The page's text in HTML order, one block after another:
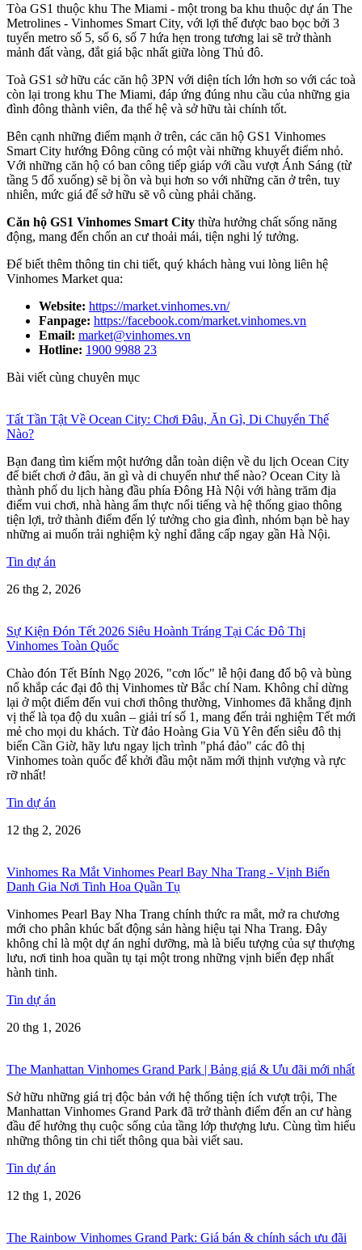
Tòa GS1 thuộc khu The Miami - một trong ba khu thuộc dự án The
Metrolines - Vinhomes Smart City, với lợi thế được bao bọc bởi 3
tuyến metro số 5, số 6, số 7 hứa hẹn trong tương lai sẽ trở thành
mảnh đất vàng, đắt giá bậc nhất giữa lòng Thủ đô.
Toà GS1 sở hữu các căn hộ 3PN với diện tích lớn hơn so với các toà
còn lại trong khu The Miami, đáp ứng đúng nhu cầu của những gia
đình đông thành viên, đa thế hệ và sở hữu tài chính tốt.
Bên cạnh những điểm mạnh ở trên, các căn hộ GS1 Vinhomes
Smart City hướng Đông cũng có một vài những khuyết điểm nhỏ.
Với những căn hộ có ban công tiếp giáp với cầu vượt Ánh Sáng (từ
tầng 5 đổ xuống) sẽ bị ồn và bụi hơn so với những căn ở trên, tuy
nhiên, mức giá để sở hữu sẽ vô cùng phải chăng.
Căn hộ GS1 Vinhomes Smart City thừa hưởng chất sống năng
động, mang đến chốn an cư thoải mái, tiện nghi lý tưởng.
Để biết thêm thông tin chi tiết, quý khách hàng vui lòng liên hệ
Vinhomes Market qua:
Website: https://market.vinhomes.vn/
Fanpage: https://facebook.com/market.vinhomes.vn
Email: market@vinhomes.vn
Hotline: 1900 9988 23
Bài viết cùng chuyên mục
Tất Tần Tật Về Ocean City: Chơi Đâu, Ăn Gì, Di Chuyển Thế
Nào?
Bạn đang tìm kiếm một hướng dẫn toàn diện về du lịch Ocean City
để biết chơi ở đâu, ăn gì và di chuyển như thế nào? Ocean City là
thành phố du lịch hàng đầu phía Đông Hà Nội với hàng trăm địa
điểm vui chơi, nhà hàng ẩm thực nổi tiếng và hệ thống giao thông
tiện lợi, trở thành điểm đến lý tưởng cho gia đình, nhóm bạn bè hay
những ai muốn trải nghiệm kỳ nghỉ đẳng cấp ngay gần Hà Nội.
Tin dự án
26 thg 2, 2026
Sự Kiện Đón Tết 2026 Siêu Hoành Tráng Tại Các Đô Thị
Vinhomes Toàn Quốc
Chào đón Tết Bính Ngọ 2026, "cơn lốc" lễ hội đang đổ bộ và bùng
nổ khắp các đại đô thị Vinhomes từ Bắc chí Nam. Không chỉ dừng
lại ở một điểm đến vui chơi thông thường, Vinhomes đã khẳng định
vị thế là tọa độ du xuân – giải trí số 1, mang đến trải nghiệm Tết mới
mẻ cho mọi du khách. Từ đảo Hoàng Gia Vũ Yên đến siêu đô thị
biển Cần Giờ, hãy lưu ngay lịch trình "phá đảo" các đô thị
Vinhomes toàn quốc để khởi đầu một năm mới thịnh vượng và rực
rỡ nhất!
Tin dự án
12 thg 2, 2026
Vinhomes Ra Mắt Vinhomes Pearl Bay Nha Trang - Vịnh Biển
Danh Gia Nơi Tinh Hoa Quần Tụ
Vinhomes Pearl Bay Nha Trang chính thức ra mắt, mở ra chương
mới cho phân khúc bất động sản hàng hiệu tại Nha Trang. Đây
không chỉ là một dự án nghỉ dưỡng, mà là biểu tượng của sự thượng
lưu, nơi tinh hoa quần tụ tại một trong những vịnh biển đẹp nhất
hành tinh.
Tin dự án
20 thg 1, 2026
The Manhattan Vinhomes Grand Park | Bảng giá & Ưu đãi mới nhất
Sở hữu những giá trị độc bản với hệ thống tiện ích vượt trội, The
Manhattan Vinhomes Grand Park đã trở thành điểm đến an cư hàng
đầu để hưởng thụ cuộc sống của tầng lớp thượng lưu. Cùng tìm hiểu
những thông tin chi tiết thông qua bài viết sau.
Tin dự án
12 thg 1, 2026
The Rainbow Vinhomes Grand Park: Giá bán & chính sách ưu đãi